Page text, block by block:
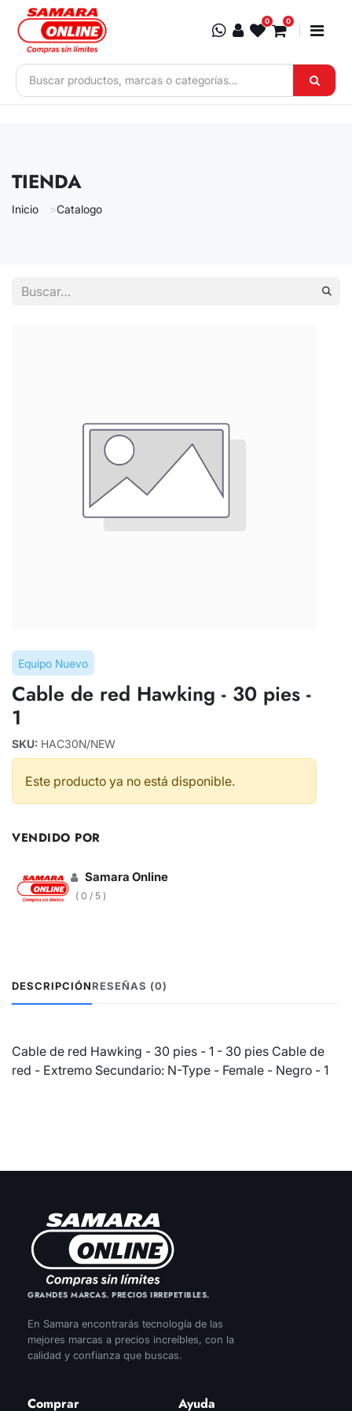
Ir al contenido
0 0
TIENDA
Inicio Catalogo
Equipo Nuevo
Cable de red Hawking - 30 pies -
1
SKU: HAC30N/NEW
Este producto ya no está disponible.
VENDIDO POR
Samara Online
( 0 / 5 )
DESCRIPCIÓNRESEÑAS (0)
Cable de red Hawking - 30 pies - 1 - 30 pies Cable de
red - Extremo Secundario: N-Type - Female - Negro - 1
GRANDES MARCAS. PRECIOS IRREPETIBLES.
En Samara encontrarás tecnología de las
mejores marcas a precios increíbles, con la
calidad y confianza que buscas.
Comprar Ayuda